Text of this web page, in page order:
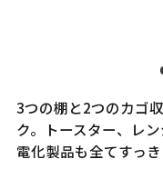
3つの棚と2つのカゴ
ク。トースター、レ
電化製品も全てすっき